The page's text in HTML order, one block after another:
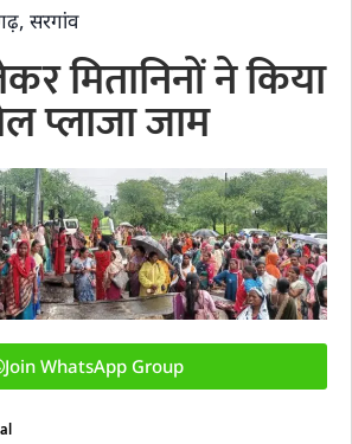
, सरगांव
मितानिनों ने किया
प्लाजा जाम
Join WhatsApp Group